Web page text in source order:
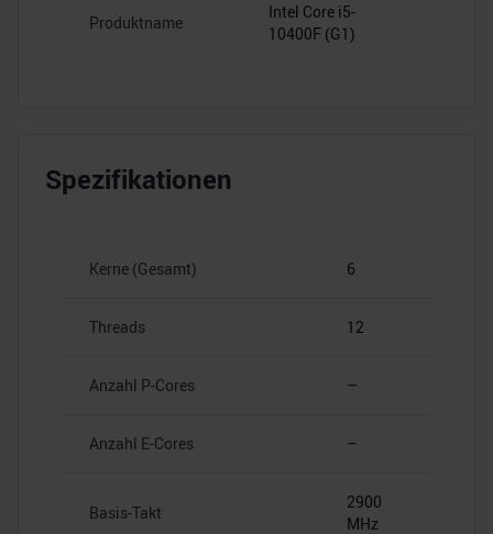
Produktname
Intel Core i5-
10400F (G1)
Spezifikationen
Kerne (Gesamt) 6
Threads 12
Anzahl P-Cores –
Anzahl E-Cores –
Basis-Takt
2900
MHz